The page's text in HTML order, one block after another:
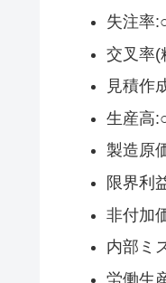
失注率
交叉率(
見積作
生産高
製造原
限界利
非付加
内部ミ
労働生